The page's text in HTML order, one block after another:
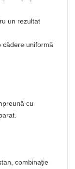
un rezultat
cădere uniformă
cu
combinație